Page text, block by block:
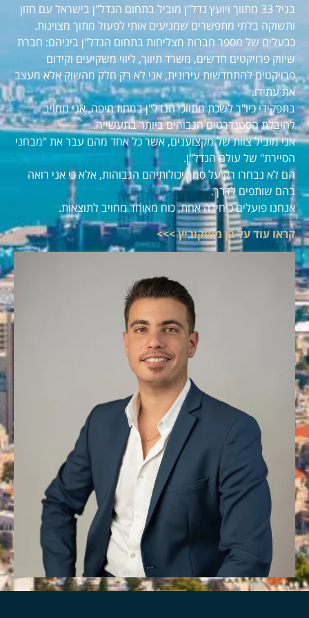
בגיל 33 מתווך ויועץ נדל"ן מוביל בתחום הנדל"ן בישראל עם חזון
ותשוקה בלתי מתפשרים שמניעים אותי לפעול מתוך מצוינות.
כבעלים של מספר חברות מצליחות בתחום הנדל"ן ביניהם: חברת
שיווק פרויקטים חדשים, משרד תיווך, ליווי משקיעים וקידום
פרויקטים להתחדשות עירונית, אני לא רק חלק מהשוק אלא מעצב
את עתידו.
בתפקידי כיו"ר לשכת מתווכי הנדל"ן במחוז חיפה, אני מחויב
להובלת הסטנדרטים הגבוהים ביותר בתעשייה.
אני מוביל צוות של מקצוענים, אשר כל אחד מהם עבר את "מבחני
הסיירת" של עולם הנדל"ן.
הם לא נבחרו רק על סמך יכולותיהם הגבוהות, אלא כי אני רואה
בהם שותפים לדרך.
אנחנו פועלים כיחידה אחת, כוח מאוחד מחויב לתוצאות.
קראו עוד על בן מוסקוביץ >>>